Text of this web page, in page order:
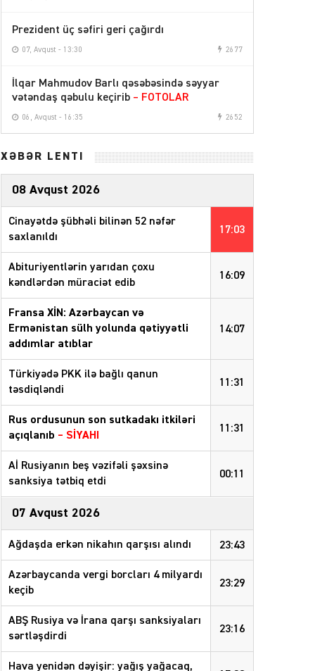
Prezident üç səfiri geri çağırdı
07, Avqust - 13:30 2677
İlqar Mahmudov Barlı qəsəbəsində səyyar
vətəndaş qəbulu keçirib – FOTOLAR
06, Avqust - 16:35 2652
XƏBƏR LENTİ
08 Avqust 2026
17:03
Cinayətdə şübhəli bilinən 52 nəfər
saxlanıldı
16:09
Abituriyentlərin yarıdan çoxu
kəndlərdən müraciət edib
14:07
Fransa XİN: Azərbaycan və
Ermənistan sülh yolunda qətiyyətli
addımlar atıblar
11:31
Türkiyədə PKK ilə bağlı qanun
təsdiqləndi
11:31
Rus ordusunun son sutkadakı itkiləri
açıqlanıb – SİYAHI
00:11
Aİ Rusiyanın beş vəzifəli şəxsinə
sanksiya tətbiq etdi
07 Avqust 2026
23:43
Ağdaşda erkən nikahın qarşısı alındı
23:29
Azərbaycanda vergi borcları 4 milyardı
keçib
23:16
ABŞ Rusiya və İrana qarşı sanksiyaları
sərtləşdirdi
Hava yenidən dəyişir: yağış yağacaq,